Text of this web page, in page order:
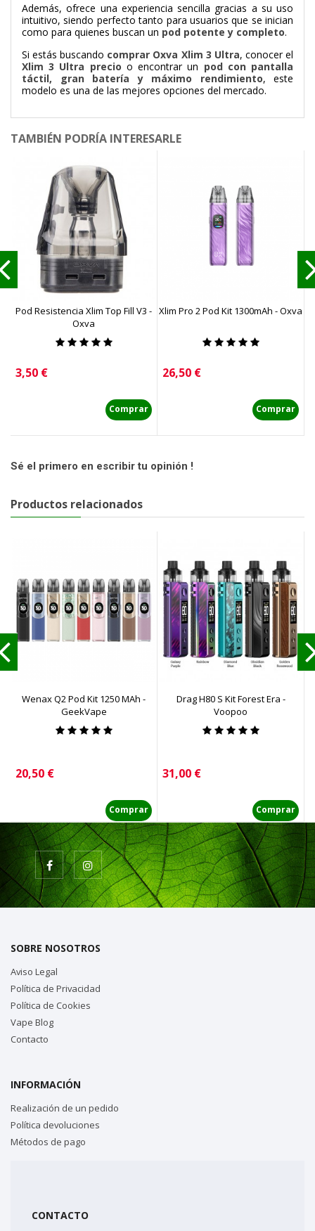
Además, ofrece una experiencia sencilla gracias a su uso
intuitivo, siendo perfecto tanto para usuarios que se inician
como para quienes buscan un pod potente y completo.
Si estás buscando comprar Oxva Xlim 3 Ultra, conocer el
Xlim 3 Ultra precio o encontrar un pod con pantalla
táctil, gran batería y máximo rendimiento, este
modelo es una de las mejores opciones del mercado.
TAMBIÉN PODRÍA INTERESARLE
Pod Resistencia Xlim Top Fill V3 -
Oxva
Precio
3,50 €
Comprar
Xlim Pro 2 Pod Kit 1300mAh - Oxva
Precio
26,50 €
Comprar
Sé el primero en escribir tu opinión !
Productos relacionados
Wenax Q2 Pod Kit 1250 MAh -
GeekVape
Precio
20,50 €
Comprar
Drag H80 S Kit Forest Era -
Voopoo
Precio
31,00 €
Comprar
SOBRE NOSOTROS
Aviso Legal
Política de Privacidad
Política de Cookies
Vape Blog
Contacto
INFORMACIÓN
Realización de un pedido
Política devoluciones
Métodos de pago
CONTACTO